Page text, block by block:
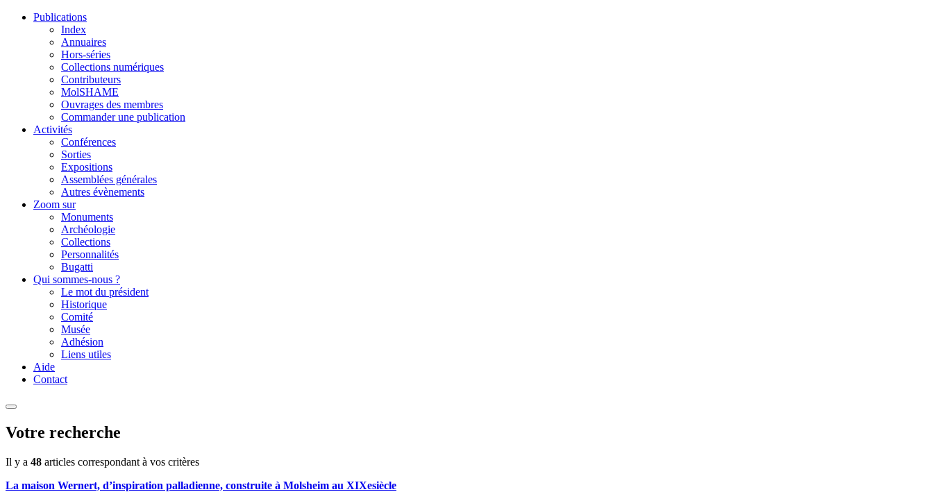
Publications
Index
Annuaires
Hors-séries
Collections numériques
Contributeurs
MolSHAME
Ouvrages des membres
Commander une publication
Activités
Conférences
Sorties
Expositions
Assemblées générales
Autres évènements
Zoom sur
Monuments
Archéologie
Collections
Personnalités
Bugatti
Qui sommes-nous ?
Le mot du président
Historique
Comité
Musée
Adhésion
Liens utiles
Aide
Contact
Votre recherche
Il y a 48 articles correspondant à vos critères
La maison Wernert, d’inspiration palladienne, construite à Molsheim au XIXesiècle